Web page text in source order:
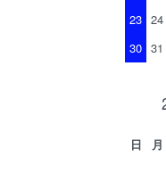
23 24
30 31
日 月